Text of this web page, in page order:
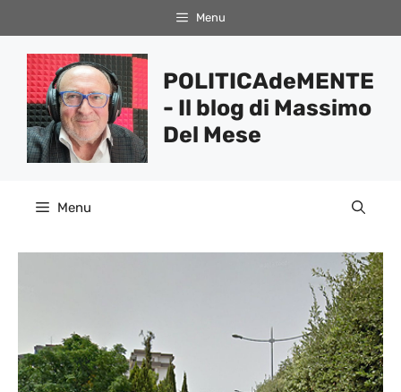
al
contenuto
Menu
POLITICAdeMENTE
- Il blog di Massimo
Del Mese
Menu